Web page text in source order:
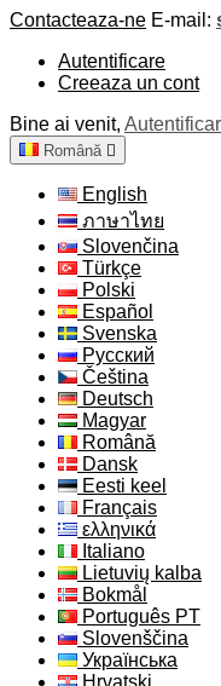
Contacteaza-ne E-mail:
Autentificare
Creeaza un cont
Bine ai venit,
Română 
English
ภาษาไทย
Slovenčina
Türkçe
Polski
Español
Svenska
Русский
Čeština
Deutsch
Magyar
Română
Dansk
Eesti keel
Français
ελληνικά
Italiano
Lietuvių kalba
Bokmål
Português PT
Slovenščina
Українська
Hrvatski